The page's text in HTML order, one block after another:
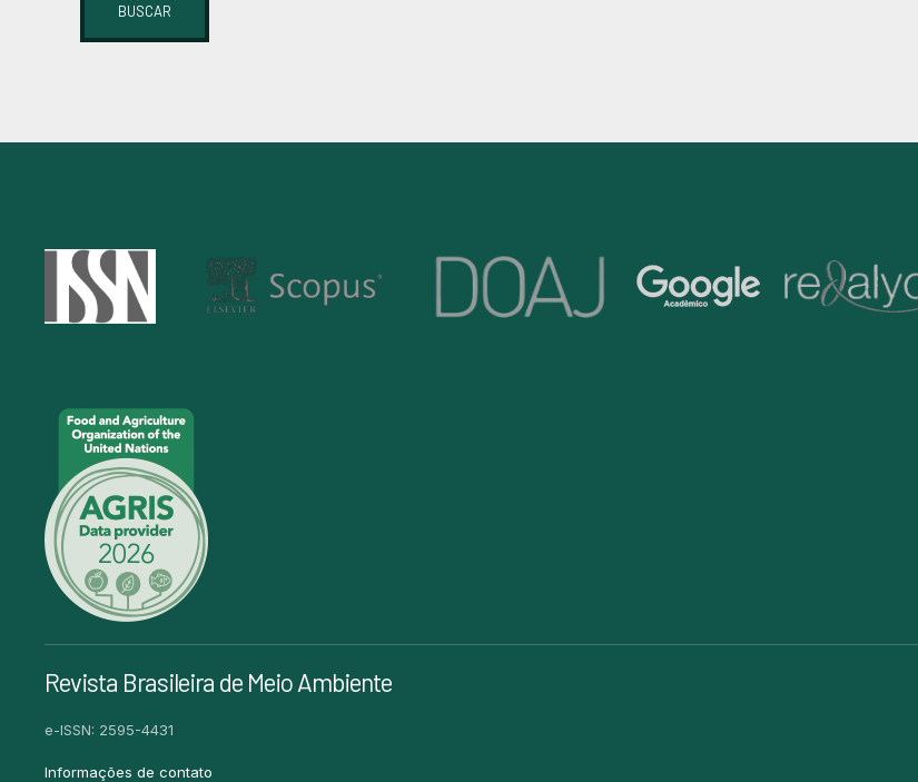
BUSCAR
Revista Brasileira de Meio Ambiente
e-ISSN: 2595-4431
Informações de contato